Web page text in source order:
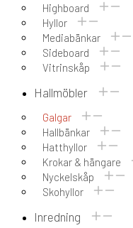
Highboard
Hyllor
Mediabänkar
Sideboard
Vitrinskåp
Hallmöbler
Galgar
Hallbänkar
Hatthyllor
Krokar & hängare
Nyckelskåp
Skohyllor
Inredning